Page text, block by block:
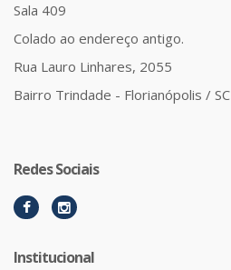
Sala 409
Colado ao endereço antigo.
Rua Lauro Linhares, 2055
Bairro Trindade - Florianópolis / SC
Redes Sociais
Institucional